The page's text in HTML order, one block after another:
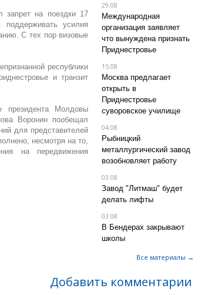
запрет на поездки 17
усилия
С тех пор визовые
республики
и транзит
Молдовы
Воронин пообещал
для представителей
несмотря на то,
на передвижения
29.08
Международная
организация заявляет
что вынуждена признать
Приднестровье
15.08
Москва предлагает
открыть в
Приднестровье
суворовское училище
04.08
Рыбницкий
металлургический завод
возобновляет работу
03.08
Завод "Литмаш" будет
делать лифты
03.08
В Бендерах закрывают
школы
Все материалы →
Добавить комментарии